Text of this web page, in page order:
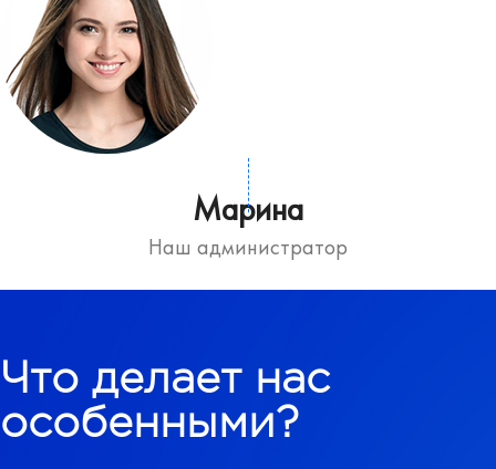
Марина
Наш администратор
Что делает нас
особенными?